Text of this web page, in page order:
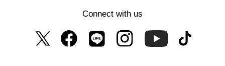
Connect with us